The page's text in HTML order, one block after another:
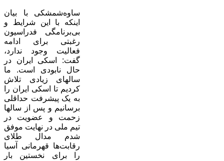
ساوه‌شمشکی با بیان
اینکه با این شرایط و
بی‌برنامگی فدراسیون
رغبتی برای ادامه
فعالیت وجود ندارد،
گفت: اسکی ایران در
حال نابودی است. ما
سالهای زیادی تلاش
کردیم تا اسکی ایران را
به یک پیشرفت حداقلی
برسانیم و پس از سالها
زحمت و عضویت در
تیم ملی در نهایت موفق
شدم مدال طلای
رقابت‌ها قهرمانی آسیا
را برای نخستین بار